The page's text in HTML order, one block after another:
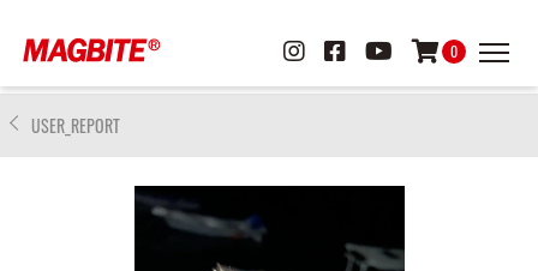
0
USER_REPORT